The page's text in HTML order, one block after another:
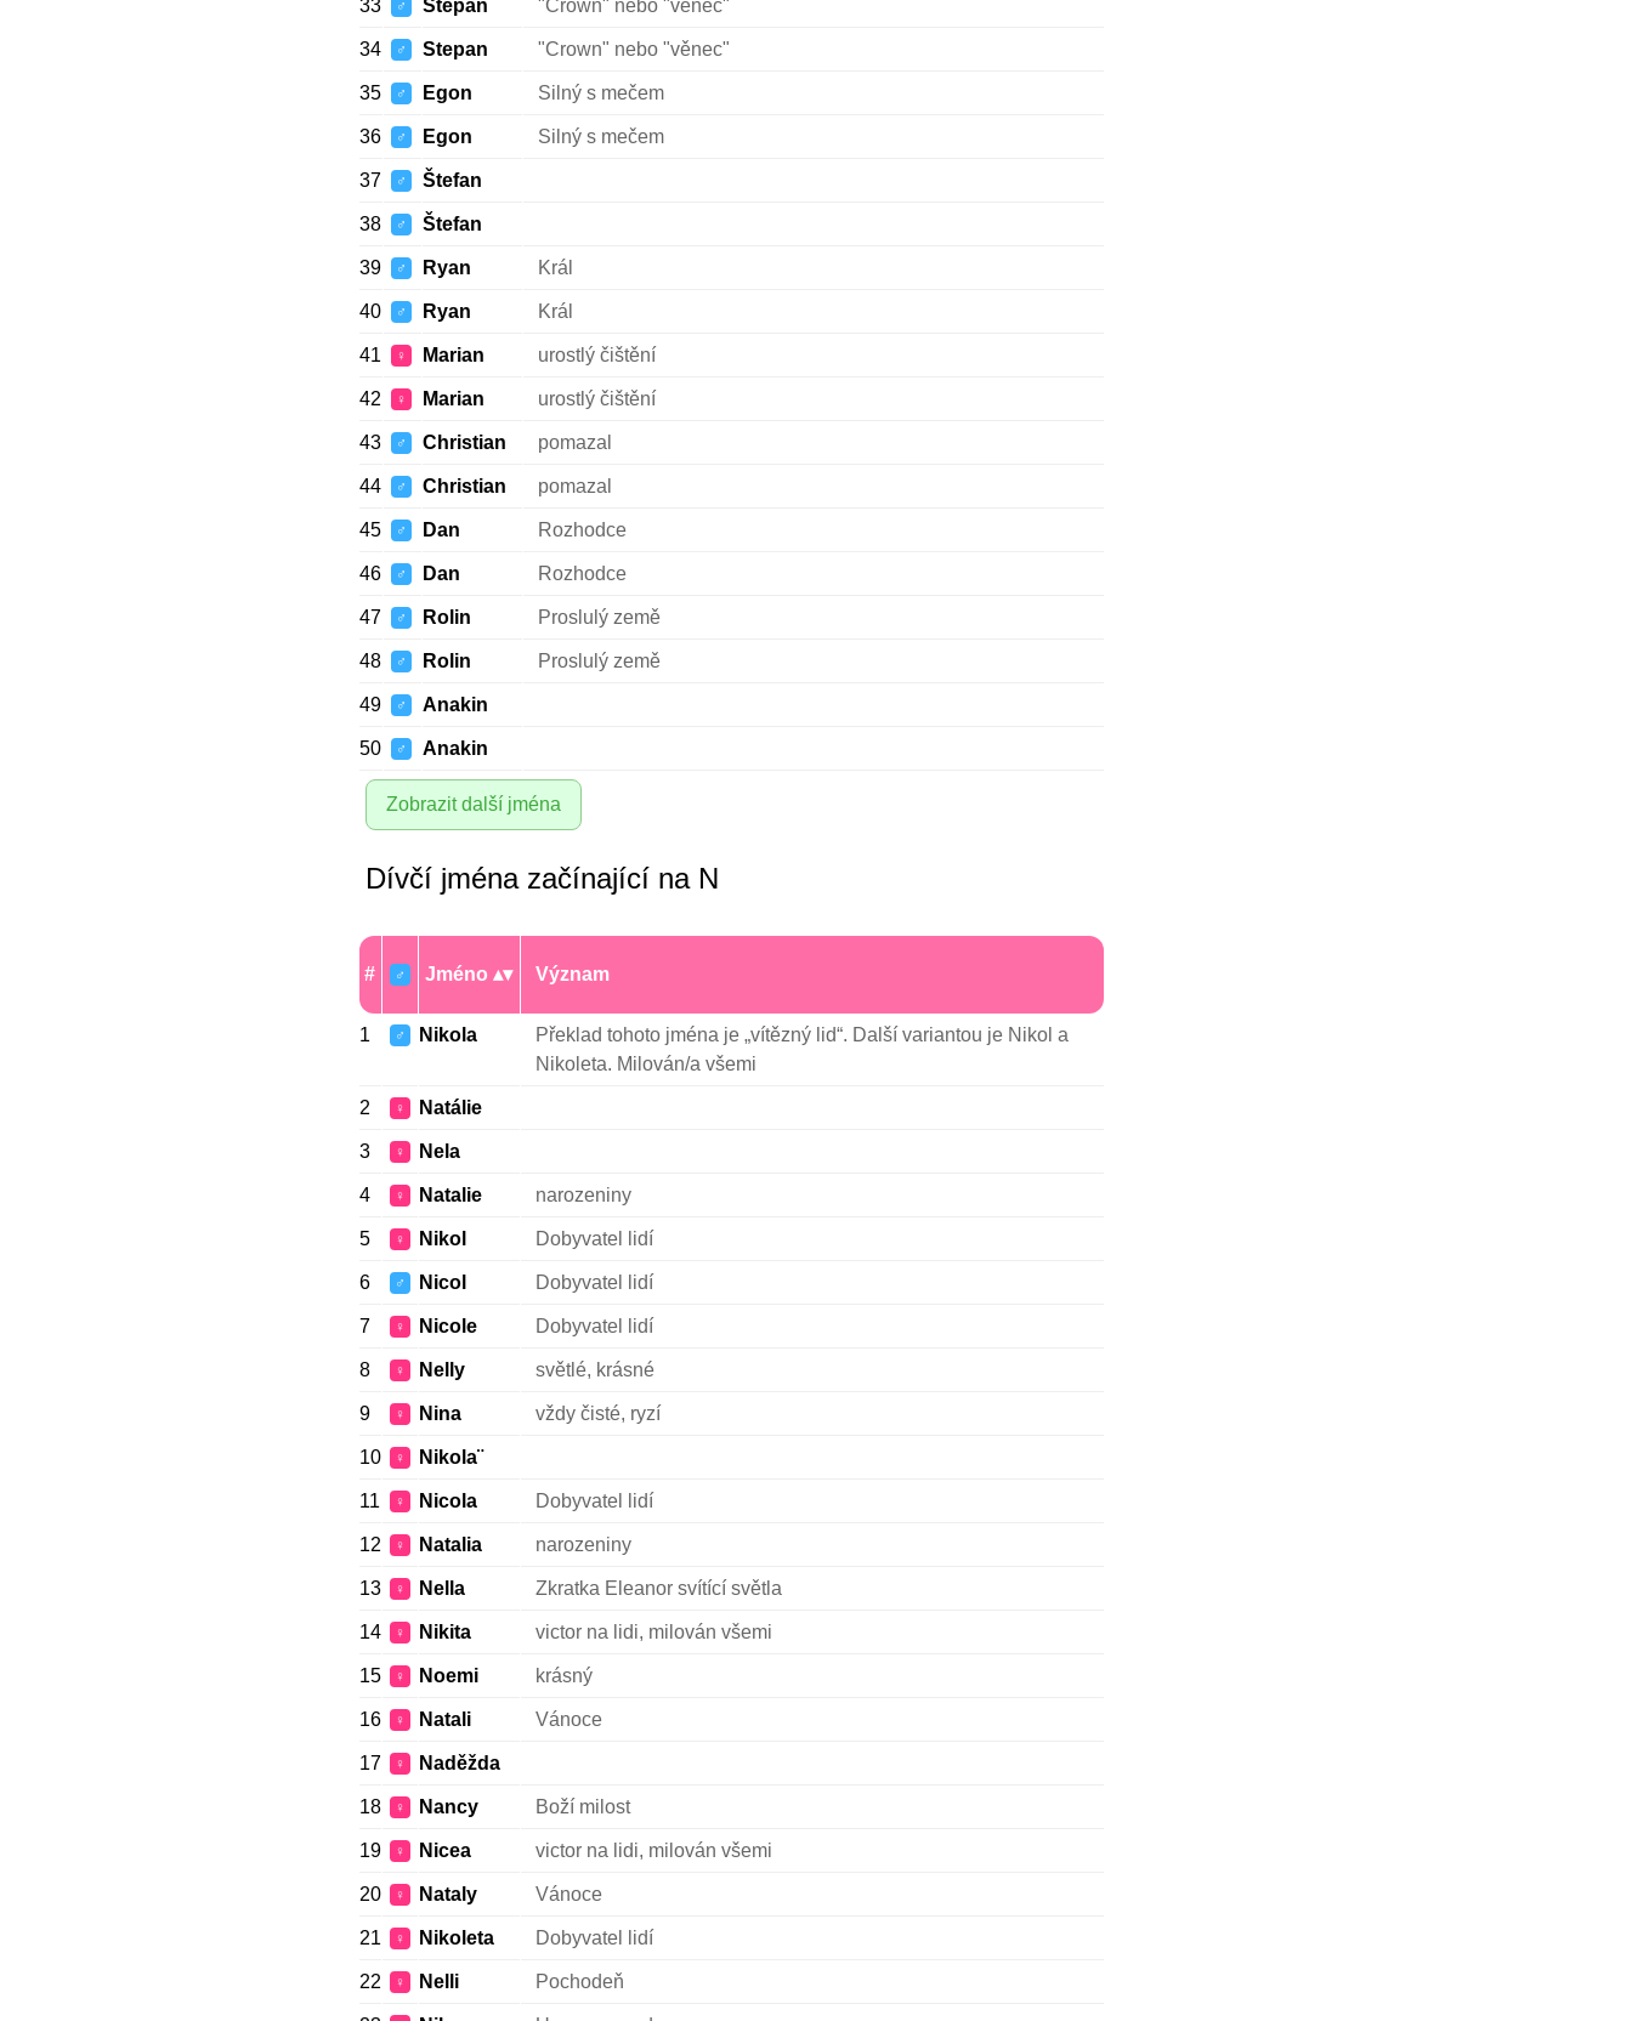
33 ♂ Stepan "Crown" nebo "věnec"
34 ♂ Stepan "Crown" nebo "věnec"
35 ♂ Egon Silný s mečem
36 ♂ Egon Silný s mečem
37 ♂ Štefan
38 ♂ Štefan
39 ♂ Ryan Král
40 ♂ Ryan Král
41 ♀ Marian urostlý čištění
42 ♀ Marian urostlý čištění
43 ♂ Christian pomazal
44 ♂ Christian pomazal
45 ♂ Dan Rozhodce
46 ♂ Dan Rozhodce
47 ♂ Rolin Proslulý země
48 ♂ Rolin Proslulý země
49 ♂ Anakin
50 ♂ Anakin
Zobrazit další jména
Dívčí jména začínající na N
# ♂ Jméno Význam
1 ♂ Nikola
Překlad tohoto jména je „vítězný lid“. Další variantou je Nikol a
Nikoleta. Milován/a všemi
2 ♀ Natálie
3 ♀ Nela
4 ♀ Natalie narozeniny
5 ♀ Nikol Dobyvatel lidí
6 ♂ Nicol Dobyvatel lidí
7 ♀ Nicole Dobyvatel lidí
8 ♀ Nelly světlé, krásné
9 ♀ Nina vždy čisté, ryzí
10 ♀ Nikola¨
11 ♀ Nicola Dobyvatel lidí
12 ♀ Natalia narozeniny
13 ♀ Nella Zkratka Eleanor svítící světla
14 ♀ Nikita victor na lidi, milován všemi
15 ♀ Noemi krásný
16 ♀ Natali Vánoce
17 ♀ Naděžda
18 ♀ Nancy Boží milost
19 ♀ Nicea victor na lidi, milován všemi
20 ♀ Nataly Vánoce
21 ♀ Nikoleta Dobyvatel lidí
22 ♀ Nelli Pochodeň